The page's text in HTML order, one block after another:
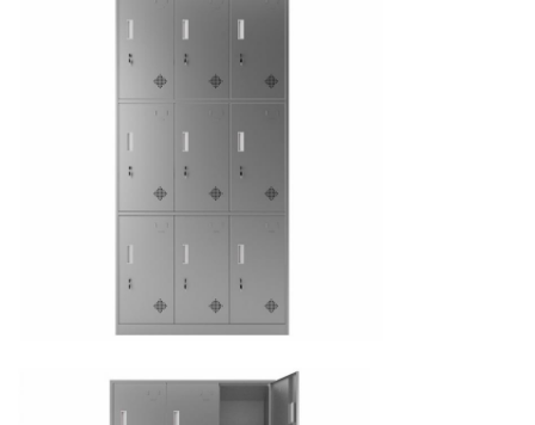
Cerca de 420 PC en 40HQ
armario almacenamiento
50
puertas de las PC
Qingdao, tianjjin, Shangai, Guangzhou, etc.